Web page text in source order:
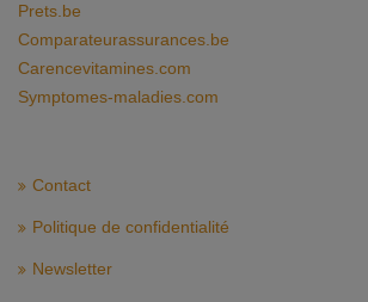
Prets.be
Comparateurassurances.be
Carencevitamines.com
Symptomes-maladies.com
Contact
Politique de confidentialité
Newsletter